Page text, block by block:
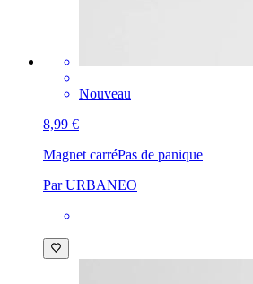
Nouveau
8,99 €
Magnet carréPas de panique
Par URBANEO